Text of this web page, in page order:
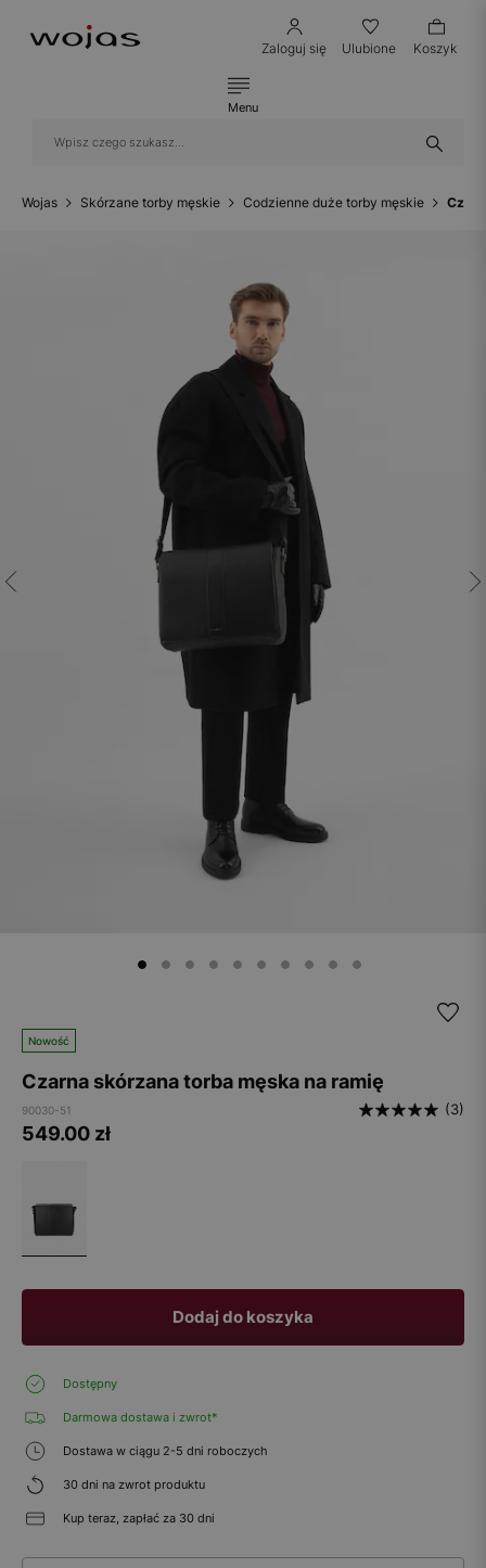
Zaloguj się Ulubione Koszyk
Menu
Wojas Skórzane torby męskie Codzienne duże torby męskie
Nowość
Czarna skórzana torba męska na ramię
90030-51 (3)
549.00 zł
Dodaj do koszyka
Dostępny
Darmowa dostawa i zwrot*
Dostawa w ciągu 2-5 dni roboczych
30 dni na zwrot produktu
Kup teraz, zapłać za 30 dni